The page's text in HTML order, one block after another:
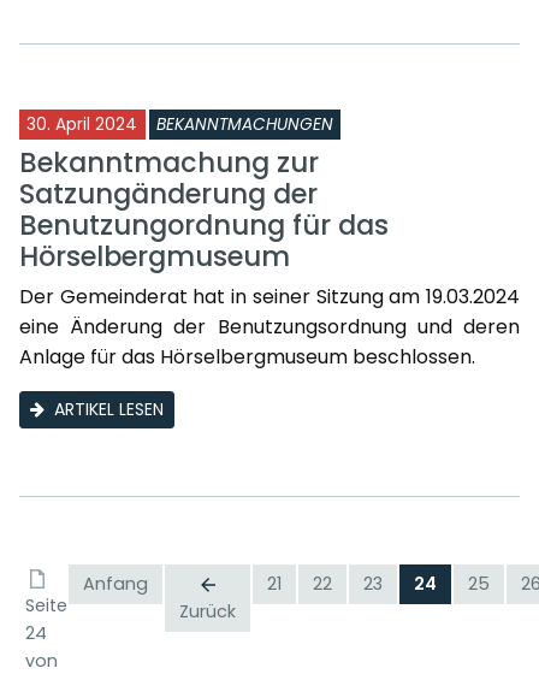
30. April 2024 BEKANNTMACHUNGEN
Bekanntmachung zur
Satzungänderung der
Benutzungordnung für das
Hörselbergmuseum
Der Gemeinderat hat in seiner Sitzung am 19.03.2024
eine Änderung der Benutzungsordnung und deren
Anlage für das Hörselbergmuseum beschlossen.
ARTIKEL LESEN
Seite
24
von
Anfang
Zurück
21 22 23 24 25